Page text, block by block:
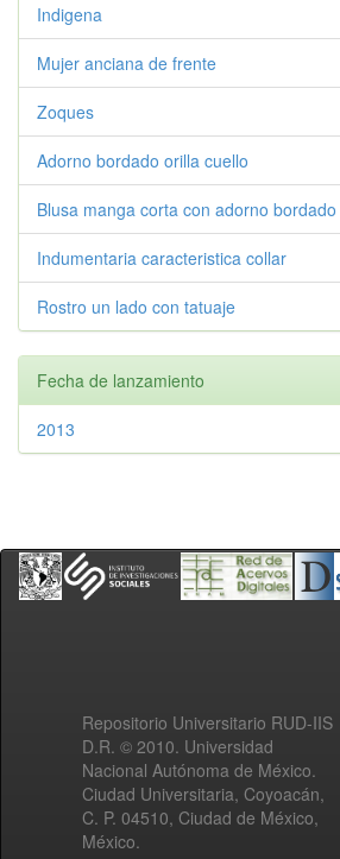
Indigena
Mujer anciana de frente
Zoques
Adorno bordado orilla cuello
Blusa manga corta con adorno bordado
Indumentaria caracteristica collar
Rostro un lado con tatuaje
Fecha de lanzamiento
2013
Repositorio Universitario RUD-IIS
D.R. © 2010. Universidad
Nacional Autónoma de México.
Ciudad Universitaria, Coyoacán,
C. P. 04510, Ciudad de México,
México.